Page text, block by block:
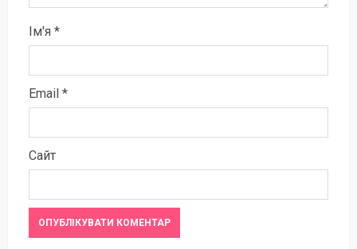
Ім'я *
Email *
Сайт